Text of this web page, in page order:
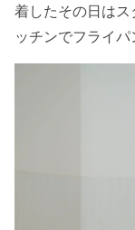
着したその日は
ッチンでフライパ